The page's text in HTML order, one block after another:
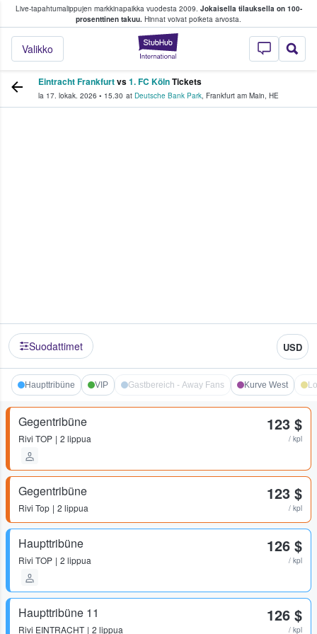
Live-tapahtumalippujen markkinapaikka vuodesta 2009. Jokaisella tilauksella on 100-
prosenttinen takuu. Hinnat voivat poiketa arvosta.
StubHub -
Valikko
fanit ostavat ja myyvät lippuja
Eintracht Frankfurtvs1. FC KölnTickets
la 17. lokak. 2026 • 15.30 at Deutsche Bank Park, Frankfurt am Main, HE
Suodattimet USD
Haupttribüne VIP Gastbereich - Away Fans Kurve West
Gegentribüne
Rivi TOP 2 lippua
123 $
/ kpl
Gegentribüne
Rivi Top 2 lippua
123 $
/ kpl
Haupttribüne
Rivi TOP 2 lippua
126 $
/ kpl
Haupttribüne 11
Rivi EINTRACHT 2 lippua
126 $
/ kpl